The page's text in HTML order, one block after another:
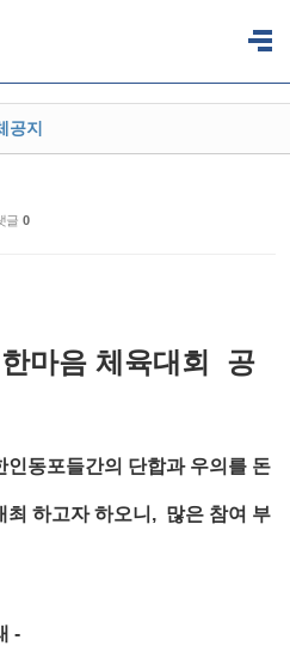
공지
글 0
음 체육대회 공
동포들간의 단합과 우의를 돈
하고자 하오니, 많은 참여 부